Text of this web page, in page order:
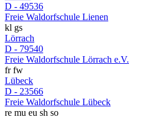
D - 49536
Freie Waldorfschule Lienen
kl gs
Lörrach
D - 79540
Freie Waldorfschule Lörrach e.V.
fr fw
Lübeck
D - 23566
Freie Waldorfschule Lübeck
re mu eu sh so